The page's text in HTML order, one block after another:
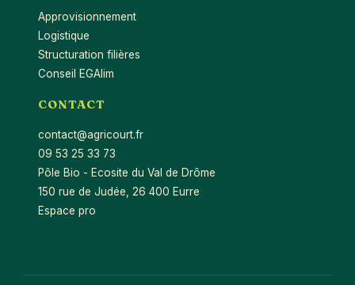
Approvisionnement
Logistique
Structuration filières
Conseil EGAlim
CONTACT
contact@agricourt.fr
09 53 25 33 73
Pôle Bio - Ecosite du Val de Drôme
150 rue de Judée, 26 400 Eurre
Espace pro